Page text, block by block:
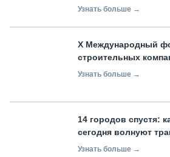
Узнать больше →
X Международный
строительных
Узнать больше →
14 городов спустя:
сегодня волнуют
Узнать больше →